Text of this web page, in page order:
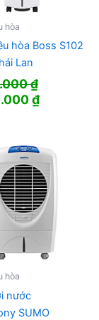
hòa
hòa Boss S102
Lan
₫
₫.
₫Giá
là:
hòa
nước
SUMO